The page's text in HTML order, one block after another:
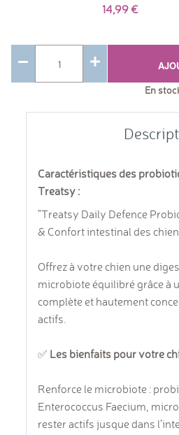
14,99
En
Caractéristiques des
Treatsy :
"Treatsy Daily Defence
& Confort intestinal des
Offrez à votre chien une
microbiote équilibré grâce à
complète et hautement
actifs.
✅ Les bienfaits pour votre
Renforce le microbiote :
Enterococcus Faecium,
rester actifs jusque dans